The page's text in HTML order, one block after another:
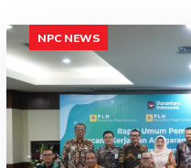
NPC NEWS